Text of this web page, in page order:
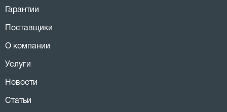
Гарантии
Поставщики
О компании
Услуги
Новости
Статьи